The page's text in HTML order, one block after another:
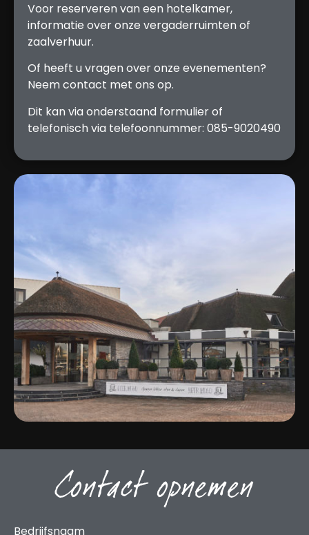
Voor reserveren van een hotelkamer,
informatie over onze vergaderruimten of
zaalverhuur.
Of heeft u vragen over onze evenementen?
Neem contact met ons op.
Dit kan via onderstaand formulier of
telefonisch via telefoonnummer: 085-9020490
Contact opnemen
Bedrijfsnaam